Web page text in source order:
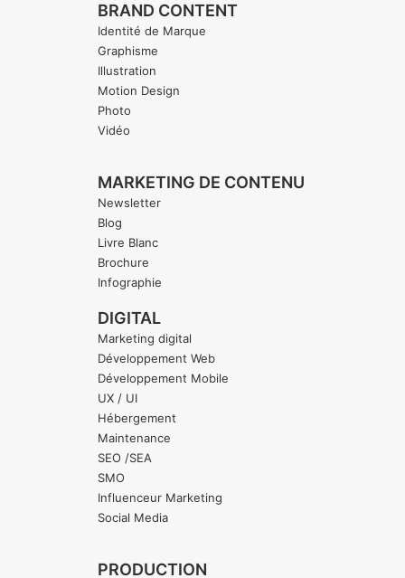
BRAND CONTENT
Identité de Marque
Graphisme
Illustration
Motion Design
Photo
Vidéo
MARKETING DE CONTENU
Newsletter
Blog
Livre Blanc
Brochure
Infographie
DIGITAL
Marketing digital
Développement Web
Développement Mobile
UX / UI
Hébergement
Maintenance
SEO /SEA
SMO
Influenceur Marketing
Social Media
PRODUCTION